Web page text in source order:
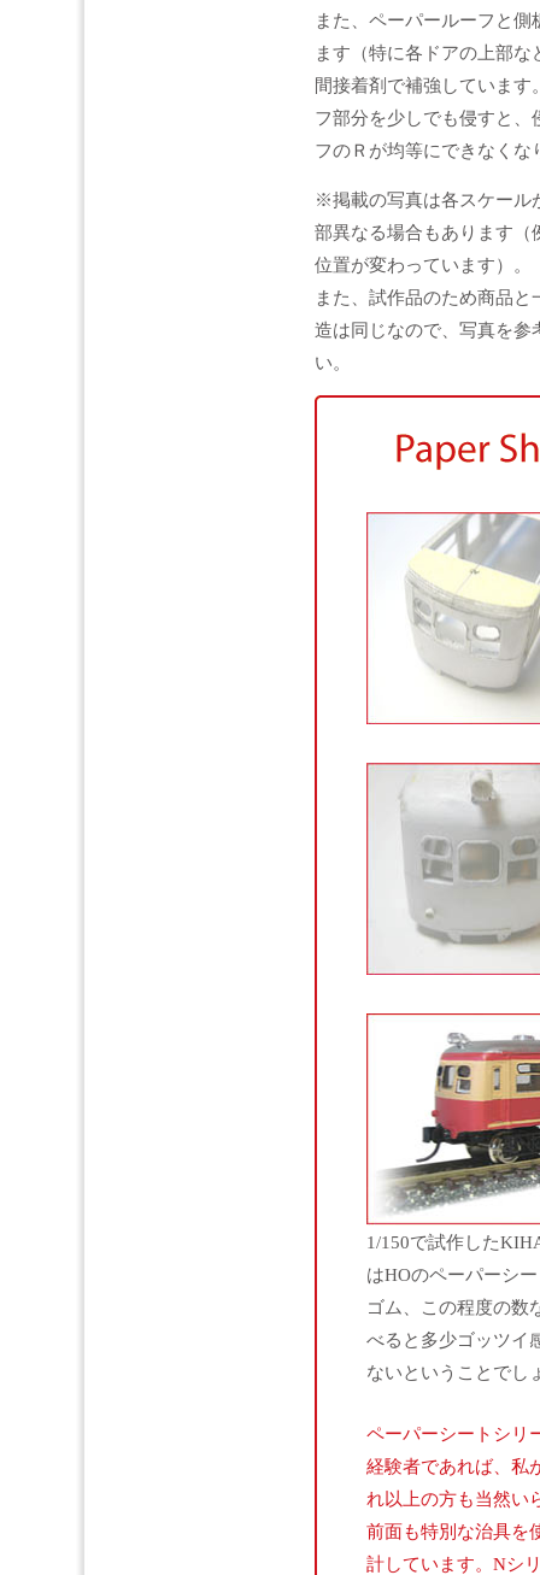
また、ペーパールーフと
ます（特に各ドアの上部
間接着剤で補強していま
フ部分を少しでも侵すと
フのＲが均等にできなくな
※掲載の写真は各スケール
部異なる場合もあります（
位置が変わっています）。
また、試作品のため商品
造は同じなので、写真を参
い。
1/150で試作した
はHOのペーパーシ
ゴム、この程度の数
べると多少ゴッツイ
ないということでし
ペーパーシートシリ
経験者であれば、私
れ以上の方も当然い
前面も特別な治具を
計しています。Nシ